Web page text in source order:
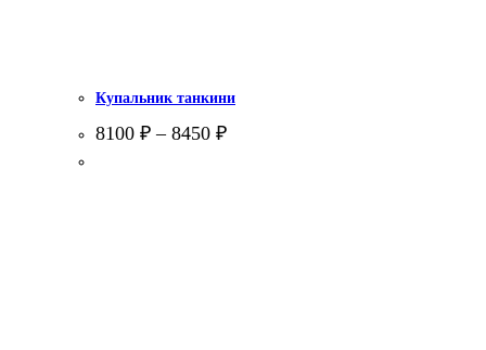
Купальник танкини
8100 ₽ – 8450 ₽